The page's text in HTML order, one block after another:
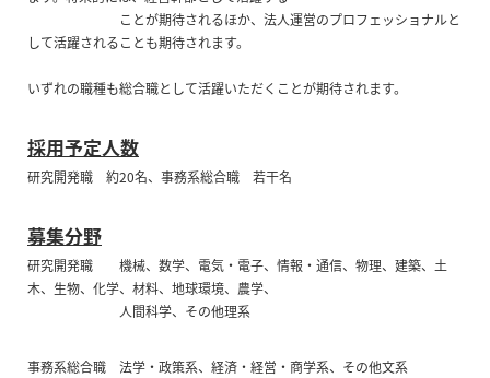
ことが期待されるほか、法人運営のプロフェッショナルと
して活躍されることも期待されます。
いずれの職種も総合職として活躍いただくことが期待されます。
採用予定人数
研究開発職 約20名、事務系総合職 若干名
募集分野
研究開発職 機械、数学、電気・電子、情報・通信、物理、建築、土
木、生物、化学、材料、地球環境、農学、
人間科学、その他理系
事務系総合職 法学・政策系、経済・経営・商学系、その他文系